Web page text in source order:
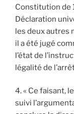
Constitution de
Déclaration
les deux autres
il a été jugé
l’état de
légalité de
4. « Ce faisant,
suivi